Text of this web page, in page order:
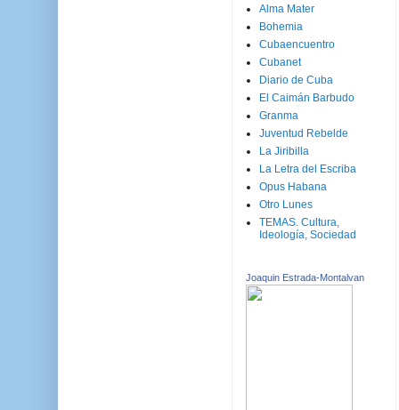
Alma Mater
Bohemia
Cubaencuentro
Cubanet
Diario de Cuba
El Caimán Barbudo
Granma
Juventud Rebelde
La Jiribilla
La Letra del Escriba
Opus Habana
Otro Lunes
TEMAS. Cultura,
Ideología, Sociedad
Joaquin Estrada-Montalvan